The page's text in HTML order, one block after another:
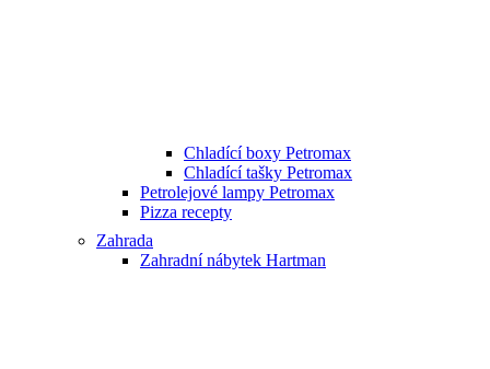
Chladící boxy Petromax
Chladící tašky Petromax
Petrolejové lampy Petromax
Pizza recepty
Zahrada
Zahradní nábytek Hartman